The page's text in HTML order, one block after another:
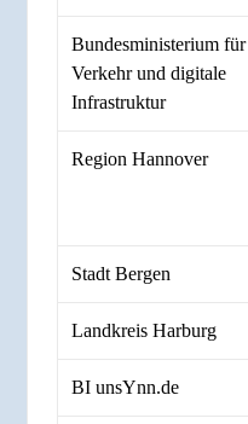
Bundesministerium für
Verkehr und digitale
Infrastruktur
Region Hannover
Stadt Bergen
Landkreis Harburg
BI unsYnn.de